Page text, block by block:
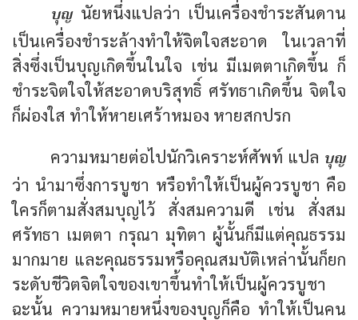
บุญนัยหนึ่งแปลว่า เป็นเครื่องชำระสันดาน
เป็นเครื่องชำระล้างทำให้จิตใจสะอาด ในเวลาที่
สิ่งซึ่งเป็นบุญเกิดขึ้นในใจ เช่น มีเมตตาเกิดขึ้น ก็
ชำระจิตใจให้สะอาดบริสุทธิ์ ศรัทธาเกิดขึ้น จิตใจ
ก็ผ่องใส ทำให้หายเศร้าหมอง หายสกปรก
ความหมายต่อไปนักวิเคราะห์ศัพท์ แปล บุญ
ว่า นำมาซึ่งการบูชา หรือทำให้เป็นผู้ควรบูชา คือ
ใครก็ตามสั่งสมบุญไว้ สั่งสมความดี เช่น สั่งสม
ศรัทธา เมตตา กรุณา มุทิตา ผู้นั้นก็มีแต่คุณธรรม
มากมาย และคุณธรรมหรือคุณสมบัติเหล่านั้นก็ยก
ระดับชีวิตจิตใจของเขาขึ้นทำให้เป็นผู้ควรบูชา
ฉะนั้น ความหมายหนึ่งของบุญก็คือ ทำให้เป็นคน